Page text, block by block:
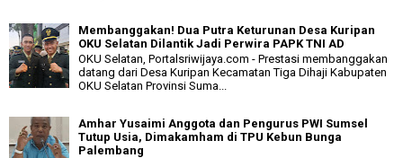
Membanggakan! Dua Putra Keturunan Desa Kuripan
OKU Selatan Dilantik Jadi Perwira PAPK TNI AD
OKU Selatan, Portalsriwijaya.com - Prestasi membanggakan
datang dari Desa Kuripan Kecamatan Tiga Dihaji Kabupaten
OKU Selatan Provinsi Suma...
Amhar Yusaimi Anggota dan Pengurus PWI Sumsel
Tutup Usia, Dimakamham di TPU Kebun Bunga
Palembang